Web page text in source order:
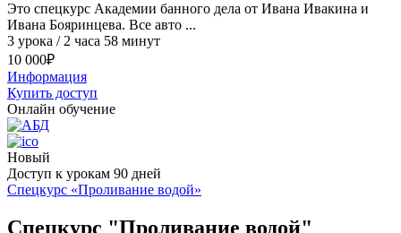
Это спецкурс Академии банного дела от Ивана Ивакина и
Ивана Бояринцева. Все авто ...
3 урока / 2 часа 58 минут
10 000₽
Информация
Купить доступ
Онлайн обучение
Новый
Доступ к урокам 90 дней
Спецкурс «Проливание водой»
Спецкурс "Проливание водой"